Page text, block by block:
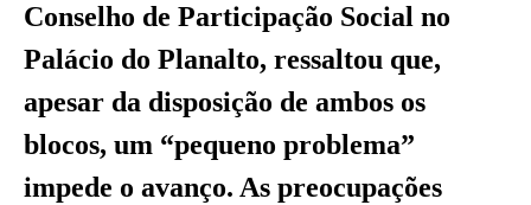
Conselho de Participação Social no
Palácio do Planalto, ressaltou que,
apesar da disposição de ambos os
blocos, um “pequeno problema”
impede o avanço. As preocupações